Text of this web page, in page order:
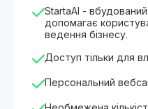
StartaAI -
допомагає
ведення бізнесу.
Доступ тільки для
Персональний